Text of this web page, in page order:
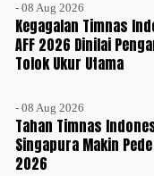
- 08 Aug 2026
Kegagalan Timnas
AFF 2026 Dinilai
Tolok Ukur Utama
- 08 Aug 2026
Tahan Timnas
Singapura Makin Pede
2026
Timnas
Indonesia
SPECIAL
Video
Disclaimer
Tentang